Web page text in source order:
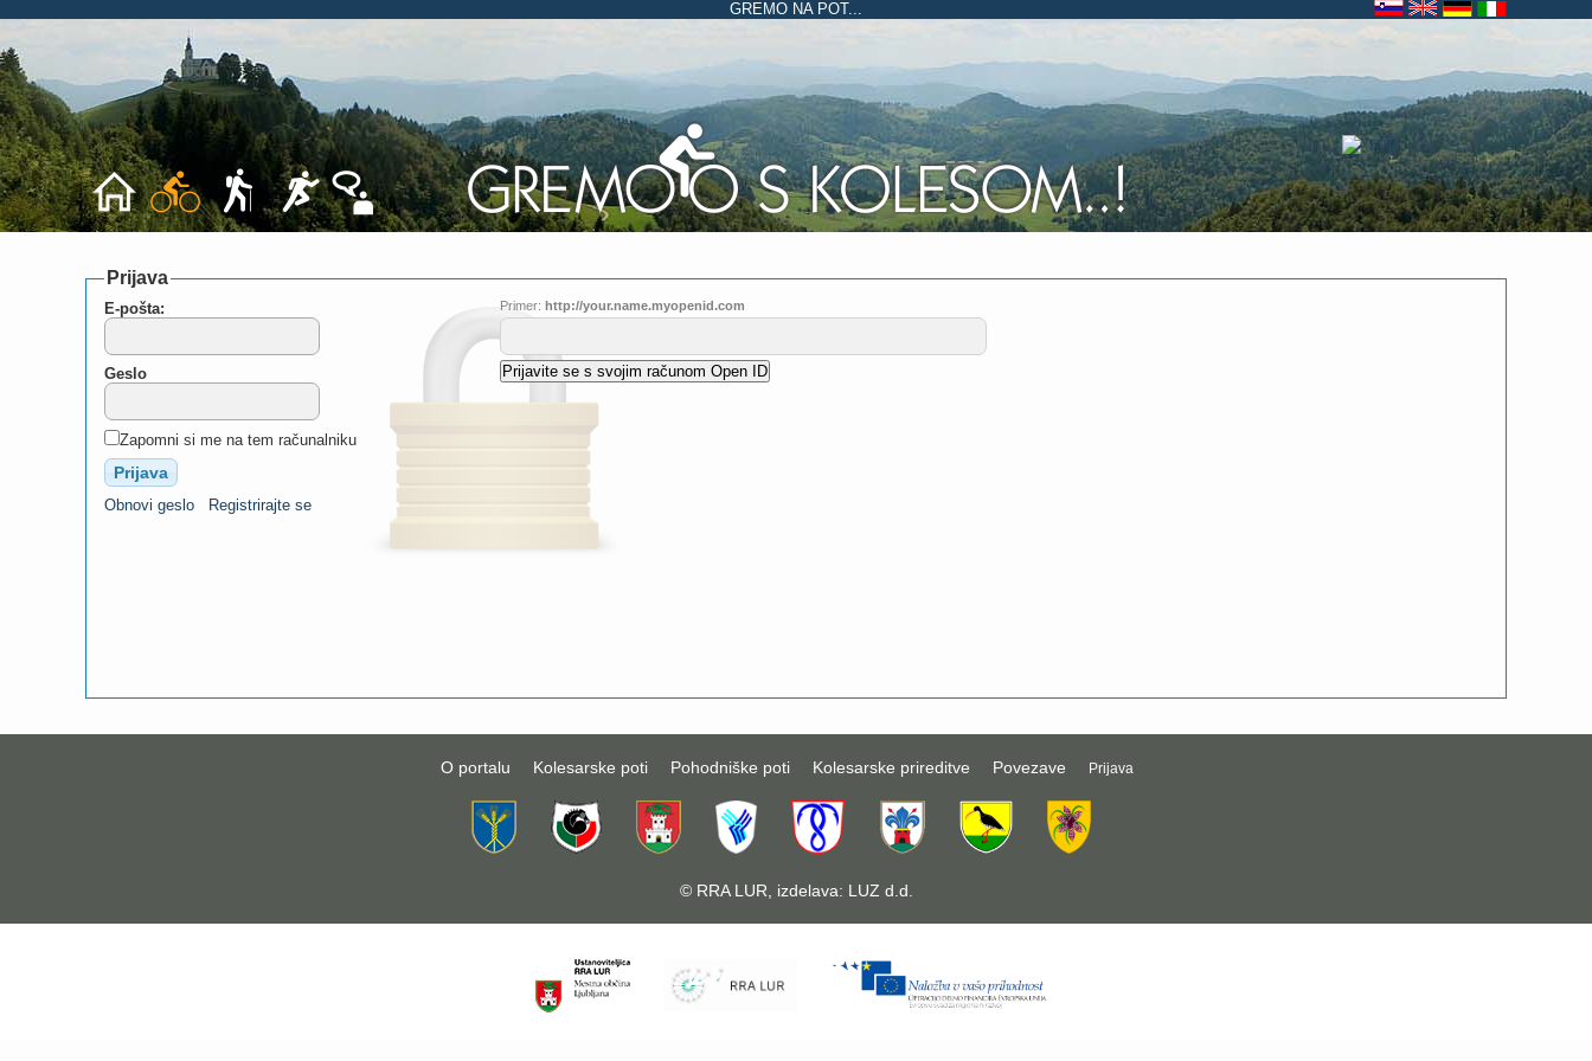
GREMO NA POT...
Prijava
E-pošta:
Geslo
Zapomni si me na tem računalniku
Obnovi geslo Registrirajte se
Primer: http://your.name.myopenid.com
O portalu Kolesarske poti Pohodniške poti Kolesarske prireditve Povezave Prijava
© RRA LUR , izdelava: LUZ d.d.